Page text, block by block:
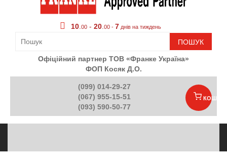
10 00 - 20 00 - 7 днів на тиждень
ПОШУК
Офіційний партнер ТОВ «Франке Україна»
ФОП Косяк Д.О.
(099) 014-29-27
(067) 955-15-51
(093) 590-50-77
КОШИК